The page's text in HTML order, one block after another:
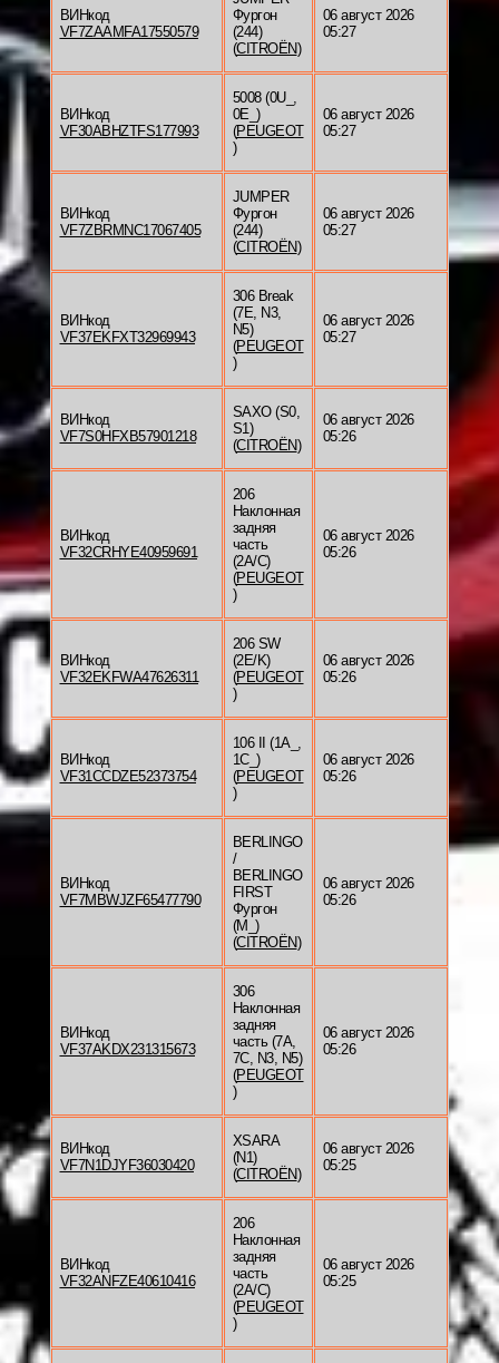
ВИНкод
VF7ZAAMFA17550579
Фургон
(244)
(CITROËN)
06 август 2026
05:27
ВИНкод
VF30ABHZTFS177993
5008 (0U_,
0E_)
(PEUGEOT
)
06 август 2026
05:27
ВИНкод
VF7ZBRMNC17067405
JUMPER
Фургон
(244)
(CITROËN)
06 август 2026
05:27
ВИНкод
VF37EKFXT32969943
306 Break
(7E, N3,
N5)
(PEUGEOT
)
06 август 2026
05:27
ВИНкод
VF7S0HFXB57901218
SAXO (S0,
S1)
(CITROËN)
06 август 2026
05:26
ВИНкод
VF32CRHYE40959691
206
Наклонная
задняя
часть
(2A/C)
(PEUGEOT
)
06 август 2026
05:26
ВИНкод
VF32EKFWA47626311
206 SW
(2E/K)
(PEUGEOT
)
06 август 2026
05:26
ВИНкод
VF31CCDZE52373754
106 II (1A_,
1C_)
(PEUGEOT
)
06 август 2026
05:26
ВИНкод
VF7MBWJZF65477790
BERLINGO
/
BERLINGO
FIRST
Фургон
(M_)
(CITROËN)
06 август 2026
05:26
ВИНкод
VF37AKDX231315673
306
Наклонная
задняя
часть (7A,
7C, N3, N5)
(PEUGEOT
)
06 август 2026
05:26
ВИНкод
VF7N1DJYF36030420
XSARA
(N1)
(CITROËN)
06 август 2026
05:25
ВИНкод
VF32ANFZE40610416
206
Наклонная
задняя
часть
(2A/C)
(PEUGEOT
)
06 август 2026
05:25